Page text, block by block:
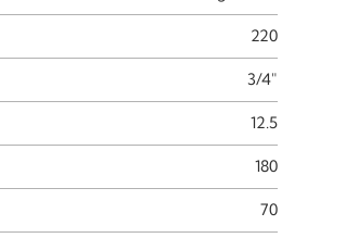
220
3/4"
12.5
180
70